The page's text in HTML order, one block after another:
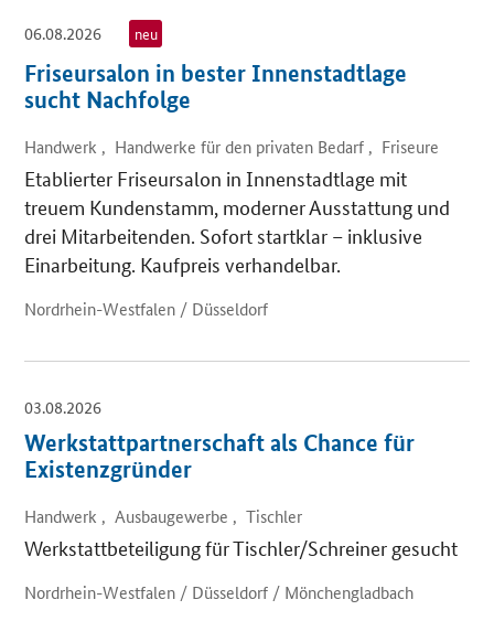
06.08.2026
neu
Friseursalon in bester Innenstadtlage
sucht Nachfolge
Handwerk , Handwerke für den privaten Bedarf , Friseure
Etablierter Friseursalon in Innenstadtlage mit
treuem Kundenstamm, moderner Ausstattung und
drei Mitarbeitenden. Sofort startklar – inklusive
Einarbeitung. Kaufpreis verhandelbar.
Nordrhein-Westfalen / Düsseldorf
03.08.2026
Werkstattpartnerschaft als Chance für
Existenzgründer
Handwerk , Ausbaugewerbe , Tischler
Werkstattbeteiligung für Tischler/Schreiner gesucht
Nordrhein-Westfalen / Düsseldorf / Mönchengladbach